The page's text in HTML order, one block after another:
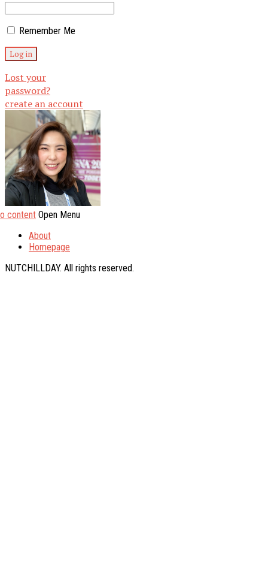
Remember Me
Lost your
password?
create an account
content Open Menu
About
Homepage
NUTCHILLDAY. All rights reserved.